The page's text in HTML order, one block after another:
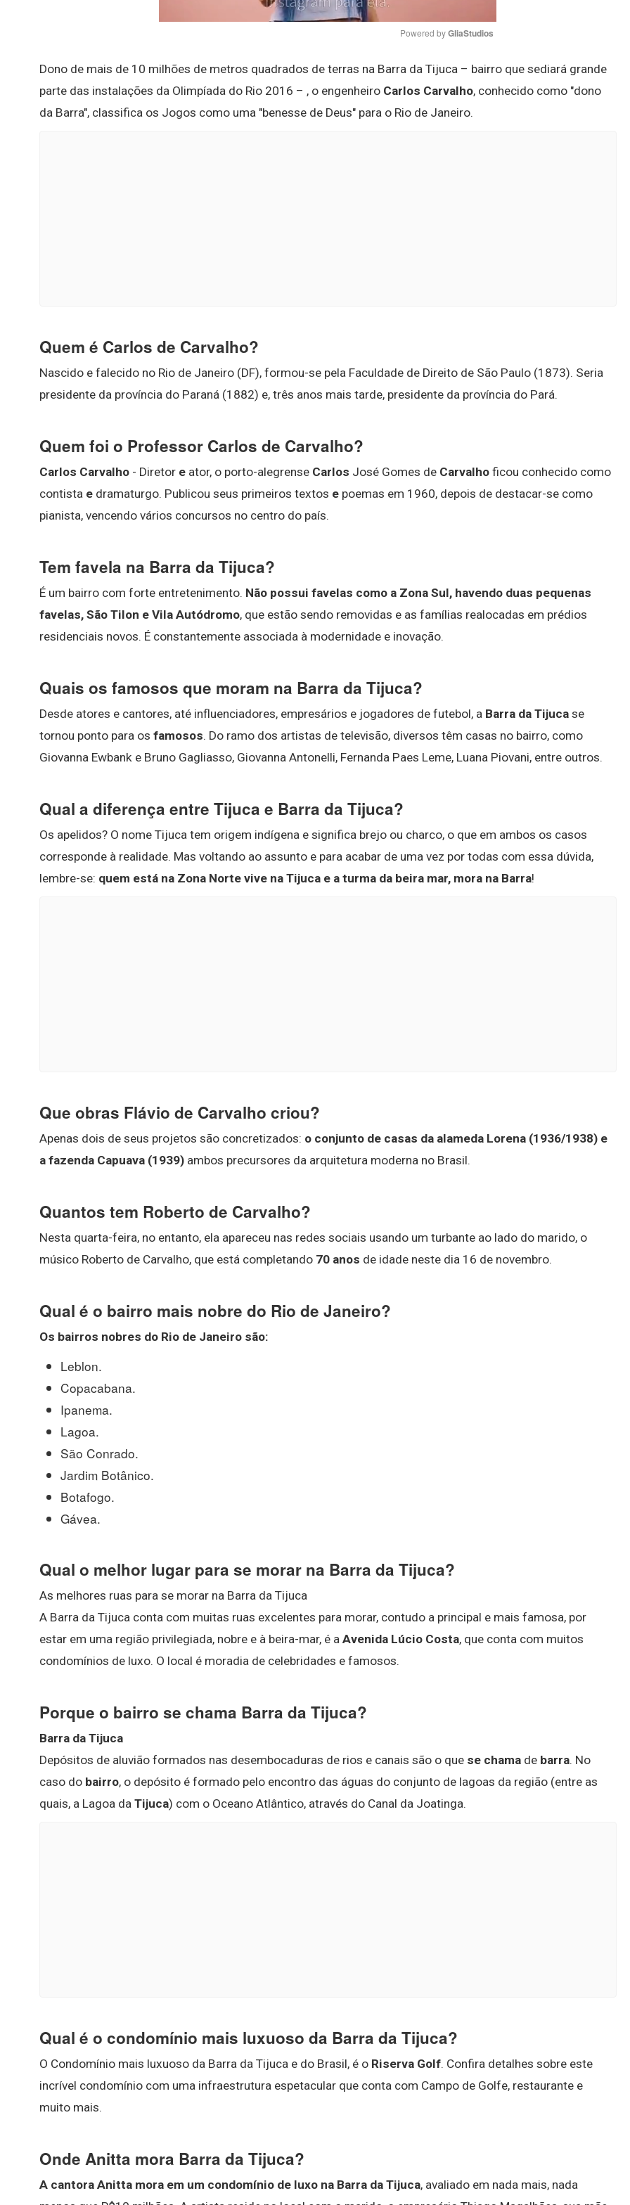
Mute
Powered by GliaStudios
Dono de mais de 10 milhões de metros quadrados de terras na Barra da Tijuca – bairro que sediará grande
parte das instalações da Olimpíada do Rio 2016 – , o engenheiro Carlos Carvalho, conhecido como "dono
da Barra", classifica os Jogos como uma "benesse de Deus" para o Rio de Janeiro.
Quem é Carlos de Carvalho?
Nascido e falecido no Rio de Janeiro (DF), formou-se pela Faculdade de Direito de São Paulo (1873). Seria
presidente da província do Paraná (1882) e, três anos mais tarde, presidente da província do Pará.
Quem foi o Professor Carlos de Carvalho?
Carlos Carvalho - Diretor e ator, o porto-alegrense Carlos José Gomes de Carvalho ficou conhecido como
contista e dramaturgo. Publicou seus primeiros textos e poemas em 1960, depois de destacar-se como
pianista, vencendo vários concursos no centro do país.
Tem favela na Barra da Tijuca?
É um bairro com forte entretenimento. Não possui favelas como a Zona Sul, havendo duas pequenas
favelas, São Tilon e Vila Autódromo, que estão sendo removidas e as famílias realocadas em prédios
residenciais novos. É constantemente associada à modernidade e inovação.
Quais os famosos que moram na Barra da Tijuca?
Desde atores e cantores, até influenciadores, empresários e jogadores de futebol, a Barra da Tijuca se
tornou ponto para os famosos. Do ramo dos artistas de televisão, diversos têm casas no bairro, como
Giovanna Ewbank e Bruno Gagliasso, Giovanna Antonelli, Fernanda Paes Leme, Luana Piovani, entre outros.
Qual a diferença entre Tijuca e Barra da Tijuca?
Os apelidos? O nome Tijuca tem origem indígena e significa brejo ou charco, o que em ambos os casos
corresponde à realidade. Mas voltando ao assunto e para acabar de uma vez por todas com essa dúvida,
lembre-se: quem está na Zona Norte vive na Tijuca e a turma da beira mar, mora na Barra!
Que obras Flávio de Carvalho criou?
Apenas dois de seus projetos são concretizados: o conjunto de casas da alameda Lorena (1936/1938) e
a fazenda Capuava (1939) ambos precursores da arquitetura moderna no Brasil.
Quantos tem Roberto de Carvalho?
Nesta quarta-feira, no entanto, ela apareceu nas redes sociais usando um turbante ao lado do marido, o
músico Roberto de Carvalho, que está completando 70 anos de idade neste dia 16 de novembro.
Qual é o bairro mais nobre do Rio de Janeiro?
Os bairros nobres do Rio de Janeiro são:
Leblon.
Copacabana.
Ipanema.
Lagoa.
São Conrado.
Jardim Botânico.
Botafogo.
Gávea.
Qual o melhor lugar para se morar na Barra da Tijuca?
As melhores ruas para se morar na Barra da Tijuca
A Barra da Tijuca conta com muitas ruas excelentes para morar, contudo a principal e mais famosa, por
estar em uma região privilegiada, nobre e à beira-mar, é a Avenida Lúcio Costa, que conta com muitos
condomínios de luxo. O local é moradia de celebridades e famosos.
Porque o bairro se chama Barra da Tijuca?
Barra da Tijuca
Depósitos de aluvião formados nas desembocaduras de rios e canais são o que se chama de barra. No
caso do bairro, o depósito é formado pelo encontro das águas do conjunto de lagoas da região (entre as
quais, a Lagoa da Tijuca) com o Oceano Atlântico, através do Canal da Joatinga.
Qual é o condomínio mais luxuoso da Barra da Tijuca?
O Condomínio mais luxuoso da Barra da Tijuca e do Brasil, é o Riserva Golf. Confira detalhes sobre este
incrível condomínio com uma infraestrutura espetacular que conta com Campo de Golfe, restaurante e
muito mais.
Onde Anitta mora Barra da Tijuca?
A cantora Anitta mora em um condomínio de luxo na Barra da Tijuca, avaliado em nada mais, nada